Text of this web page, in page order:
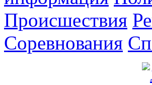
Происшествия
Соревнования